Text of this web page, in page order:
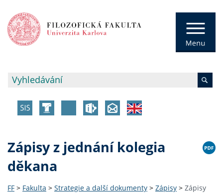
Zápisy z jednání kolegia
děkana
FF > Fakulta > Strategie a další dokumenty > Zápisy > Zápisy